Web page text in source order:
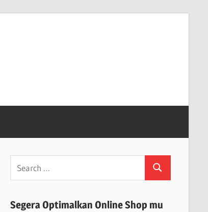
Search
Segera Optimalkan Online Shop mu